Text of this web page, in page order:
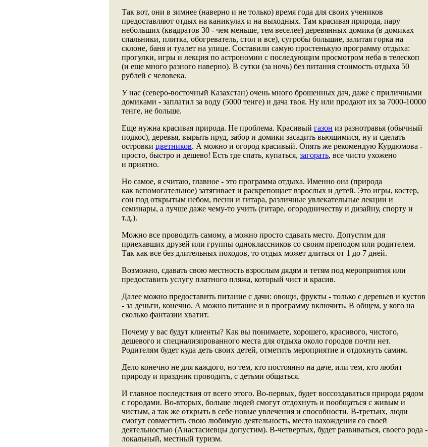
Так вот, они в зимнее (наверно и не только) время года для своих учеников
предоставляют отдых на каникулах и на выходных. Там красивая природа, пару
небольших (квадратов 30 - чем меньше, тем веселее) деревянных домика (в домиках
спальники, плитка, обогреватель, стол и все), сугробы большие, залитая горка на
склоне, баня и туалет на улице. Составили самую простенькую программу отдыха:
прогулки, игры и лекция по астрономии с последующим просмотром неба в телескоп
(и еще много разного наверно). В сутки (за ночь) без питания стоимость отдыха 50
рублей с человека.
У нас (северо-восточный Казахстан) очень много брошенных дач, даже с приличными
домиками - заплатил за воду (5000 тенге) и дача твоя. Ну или продают их за 7000-10000
тенге, не больше.
Еще нужна красивая природа. Не проблема. Красивый газон из разнотравья (обычный
подкос), деревья, вырыть пруд, забор и домики засадить вьющимися, ну и сделать
островки цветников. А можно и огород красивый. Опять же рекомендую Курдюмова -
просто, быстро и дешево! Есть где спать, купаться, загорать, все чисто ухожено
и приятно.
Но самое, я считаю, главное - это программа отдыха. Именно она (природа
как вспомогательное) затягивает и раскрепощает взрослых и детей. Это игры, костер,
сон под открытым небом, песни и гитара, различные увлекательные лекции и
семинары, а лучше даже чему-то учить (гитаре, огородничеству и дизайну, спорту и
т.д.).
Можно все проводить самому, а можно просто сдавать место. Допустим для
приехавших друзей или группы одноклассников со своим преподом или родителем.
Так как все без длительных походов, то отдых может длиться от 1 до 7 дней.
Возможно, сдавать свою местность взрослым дядям и тетям под мероприятия или
предоставить услугу платного пляжа, который чист и красив.
Далее можно предоставить питание с дачи: овощи, фрукты - только с деревьев и кустов
- за деньги, конечно. А можно питание и в программу включить. В общем, у кого на
сколько фантазии хватит.
Почему у вас будут клиенты? Как вы понимаете, хорошего, красивого, чистого,
дешевого и специализированного места для отдыха около городов почти нет.
Родителям будет куда деть своих детей, отметить мероприятие и отдохнуть самим.
Дело конечно не для каждого, но тем, кто постоянно на даче, или тем, кто любит
природу и праздник проводить, с детьми общаться.
И главное последствия от всего этого. Во-первых, будет воссоздаваться природа рядом
с городами. Во-вторых, больше людей смогут отдохнуть и пообщаться с живым и
чистым, а так же открыть в себе новые увлечения и способности. В-третьих, люди
смогут совместить свою любимую деятельность, место нахождения со своей
деятельностью (Анастасиевцы допустим). В-четвертых, будет развиваться, своего рода -
локальный, местный туризм.